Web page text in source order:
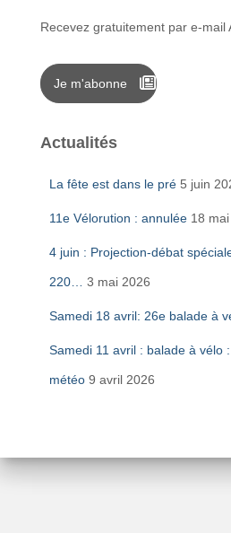
Recevez gratuitement par e-mail
Je m'abonne
Actualités
La fête est dans le pré 5 juin
11e Vélorution : annulée 18
4 juin : Projection-débat
220… 3 mai 2026
Samedi 18 avril: 26e balade à
Samedi 11 avril : balade à vélo
météo 9 avril 2026